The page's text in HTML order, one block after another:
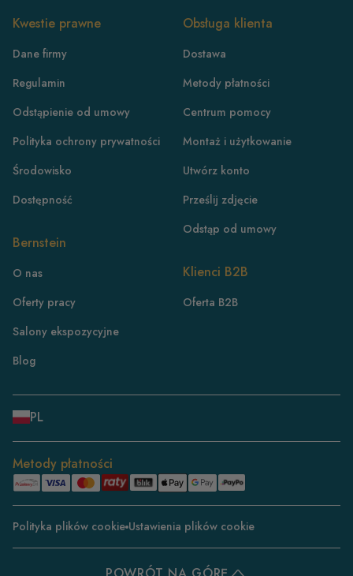
Kwestie prawne
Dane firmy
Regulamin
Odstąpienie od umowy
Polityka ochrony prywatności
Środowisko
Dostępność
Bernstein
O nas
Oferty pracy
Salony ekspozycyjne
Blog
Obsługa klienta
Dostawa
Metody płatności
Centrum pomocy
Montaż i użytkowanie
Utwórz konto
Prześlij zdjęcie
Odstąp od umowy
Klienci B2B
Oferta B2B
PL
DE
FR
CH/DE
ES
BE/NL
BE/FR
SE
Metody płatności
Polityka plików cookie Ustawienia plików cookie